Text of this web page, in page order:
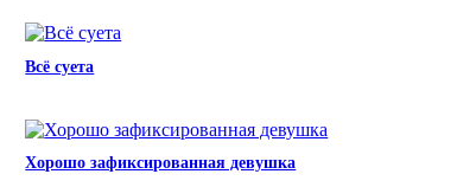
Всё суета
Хорошо зафиксированная девушка